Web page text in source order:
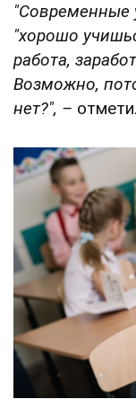
"Современные
"хорошо
работа,
Возможно,
нет?", –